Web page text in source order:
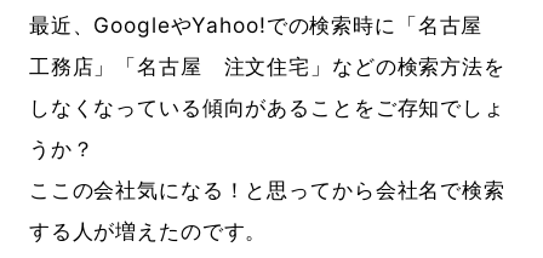
最近、GoogleやYahoo!での検索時に「名古屋
工務店」「名古屋 注文住宅」などの検索方法を
しなくなっている傾向があることをご存知でしょ
うか？
ここの会社気になる！と思ってから会社名で検索
する人が増えたのです。